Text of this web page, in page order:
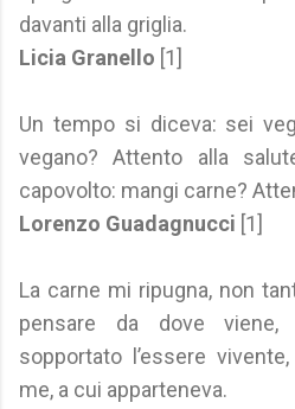
davanti alla griglia.
Licia Granello [1]
Un tempo si diceva: sei
vegano? Attento alla
capovolto: mangi carne?
Lorenzo Guadagnucci [1]
La carne mi ripugna, non
pensare da dove
sopportato l’essere
me, a cui apparteneva.